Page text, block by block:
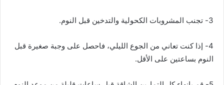
3- تجنب المشروبات الكحولية والتدخين قبل النوم.
4- إذا كنت تعاني من الجوع الليلي، فاحصل على وجبة صغيرة قبل
النوم بساعتين على الأقل.